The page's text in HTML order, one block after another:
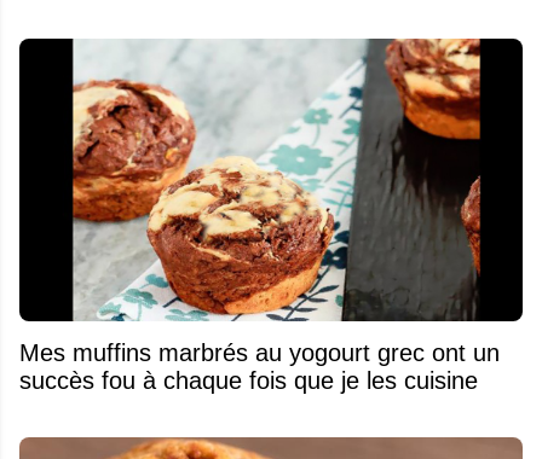
Mes muffins marbrés au yogourt grec ont un
succès fou à chaque fois que je les cuisine